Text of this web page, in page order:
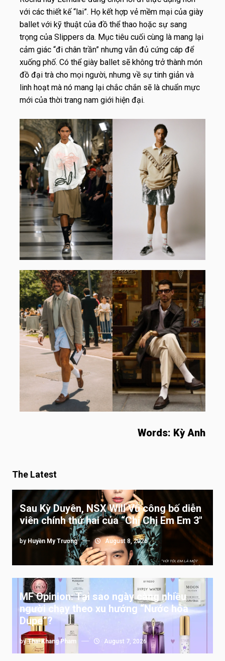
với các thiết kế “lai”. Họ kết hợp vẻ mềm mại của giày
ballet với kỹ thuật của đồ thể thao hoặc sự sang
trọng của Slippers da. Mục tiêu cuối cùng là mang lại
cảm giác “đi chân trần” nhưng vẫn đủ cứng cáp để
xuống phố. Có thể giày ballet sẽ không trở thành món
đồ đại trà cho mọi người, nhưng về sự tinh giản và
linh hoạt mà nó mang lại chắc chắn sẽ là chuẩn mực
mới của thời trang nam giới hiện đại.
Words: Kỳ Anh
The Latest
Sau Kỳ Duyên, NSX Will Vũ công bố diễn
viên chính thứ hai của “Chị Chị Em Em 3″
by Huyền My Trương August 8, 2026
MF Opinion: Tại sao ngày càng nhiều
người chạy theo xu hướng “Nước hoa
Dupe”?
byThai Khang Pham August 7, 2026